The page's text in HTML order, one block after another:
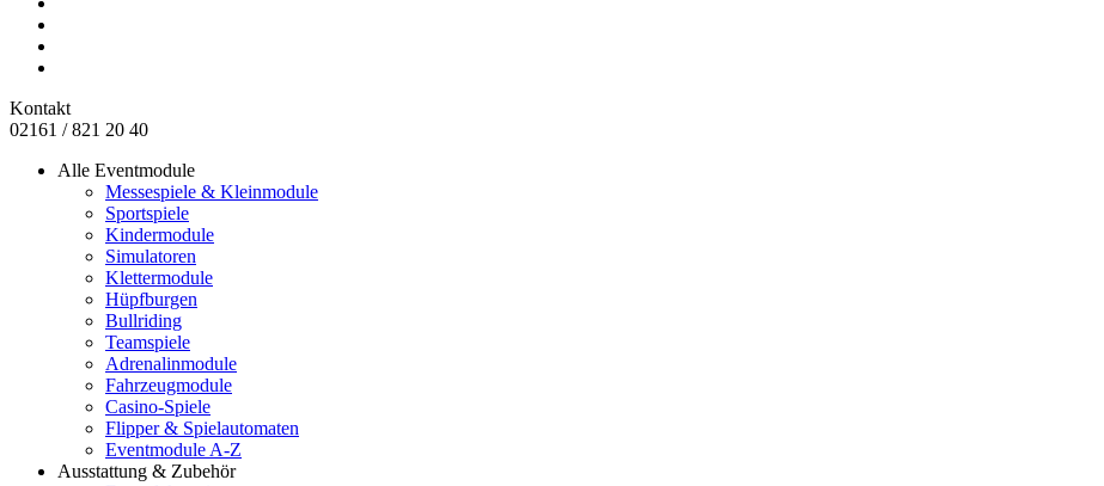
Kontakt
02161 / 821 20 40
Alle Eventmodule
Messespiele & Kleinmodule
Sportspiele
Kindermodule
Simulatoren
Klettermodule
Hüpfburgen
Bullriding
Teamspiele
Adrenalinmodule
Fahrzeugmodule
Casino-Spiele
Flipper & Spielautomaten
Eventmodule A-Z
Ausstattung & Zubehör